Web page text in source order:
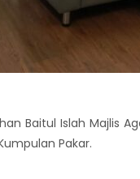
Baitul Islah Majlis
Pakar.